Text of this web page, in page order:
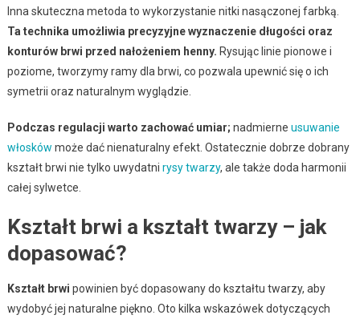
Inna skuteczna metoda to wykorzystanie nitki nasączonej farbką.
Ta technika umożliwia precyzyjne wyznaczenie długości oraz
konturów brwi przed nałożeniem henny. Rysując linie pionowe i
poziome, tworzymy ramy dla brwi, co pozwala upewnić się o ich
symetrii oraz naturalnym wyglądzie.
Podczas regulacji warto zachować umiar; nadmierne usuwanie
włosków może dać nienaturalny efekt. Ostatecznie dobrze dobrany
kształt brwi nie tylko uwydatni rysy twarzy, ale także doda harmonii
całej sylwetce.
Kształt brwi a kształt twarzy – jak
dopasować?
Kształt brwi powinien być dopasowany do kształtu twarzy, aby
wydobyć jej naturalne piękno. Oto kilka wskazówek dotyczących